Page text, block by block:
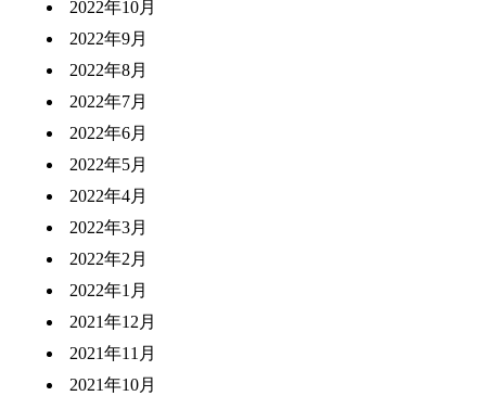
2022年10月
2022年9月
2022年8月
2022年7月
2022年6月
2022年5月
2022年4月
2022年3月
2022年2月
2022年1月
2021年12月
2021年11月
2021年10月